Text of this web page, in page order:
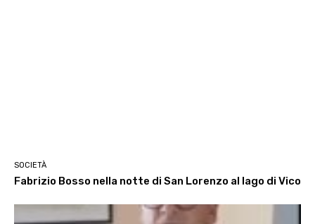
SOCIETÀ
Fabrizio Bosso nella notte di San Lorenzo al lago di Vico